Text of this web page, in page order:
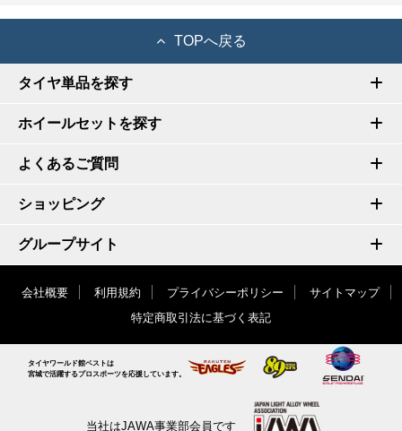
TOPへ戻る
タイヤ単品を探す
ホイールセットを探す
よくあるご質問
ショッピング
グループサイト
会社概要 利用規約 プライバシーポリシー
サイトマップ
特定商取引法に基づく表記
タイヤワールド館ベストは
宮城で活躍するプロスポーツを応援しています。
当社はJAWA事業部会員です